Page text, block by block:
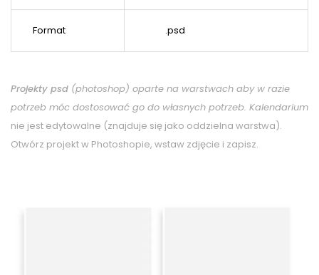
Format .psd
Projekty psd (photoshop) oparte na warstwach aby w razie
potrzeb móc dostosować go do własnych potrzeb. Kalendarium
nie jest edytowalne (znajduje się jako oddzielna warstwa).
Otwórz projekt w Photoshopie, wstaw zdjęcie i zapisz.